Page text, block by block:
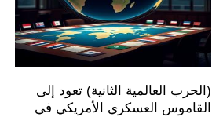
(الحرب العالمية الثانية) تعود إلى
القاموس العسكري الأمريكي في